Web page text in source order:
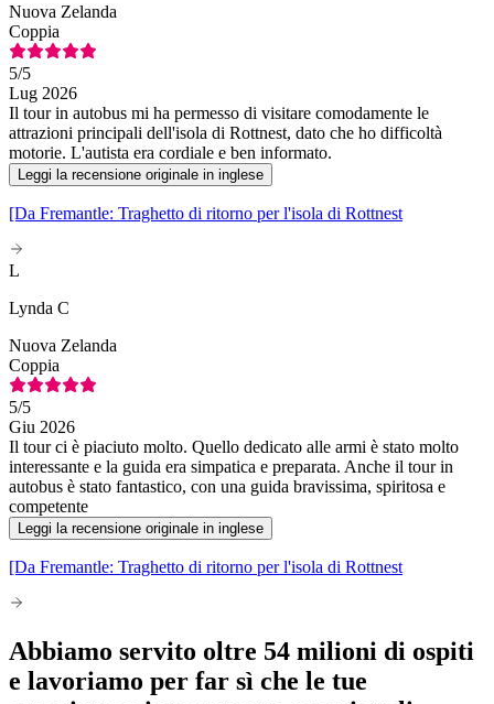
Nuova Zelanda
Coppia
5/5
Lug 2026
Il tour in autobus mi ha permesso di visitare comodamente le
attrazioni principali dell'isola di Rottnest, dato che ho difficoltà
motorie. L'autista era cordiale e ben informato.
Leggi la recensione originale in inglese
[Da Fremantle: Traghetto di ritorno per l'isola di Rottnest
L
Lynda C
Nuova Zelanda
Coppia
5/5
Giu 2026
Il tour ci è piaciuto molto. Quello dedicato alle armi è stato molto
interessante e la guida era simpatica e preparata. Anche il tour in
autobus è stato fantastico, con una guida bravissima, spiritosa e
competente
Leggi la recensione originale in inglese
[Da Fremantle: Traghetto di ritorno per l'isola di Rottnest
Abbiamo servito oltre 54 milioni di ospiti
e lavoriamo per far sì che le tue